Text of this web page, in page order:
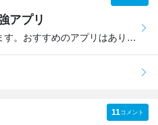
アプリ
今はmikanを使っています。おすすめのアプリはありますか？
11コメント